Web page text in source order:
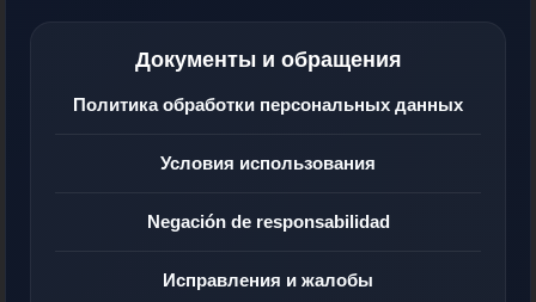
Документы и обращения
Политика обработки персональных данных
Условия использования
Negación de responsabilidad
Исправления и жалобы